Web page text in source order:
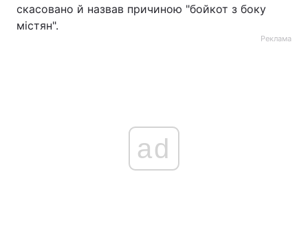
скасовано й назвав причиною "бойкот з боку
містян".
Реклама
ad